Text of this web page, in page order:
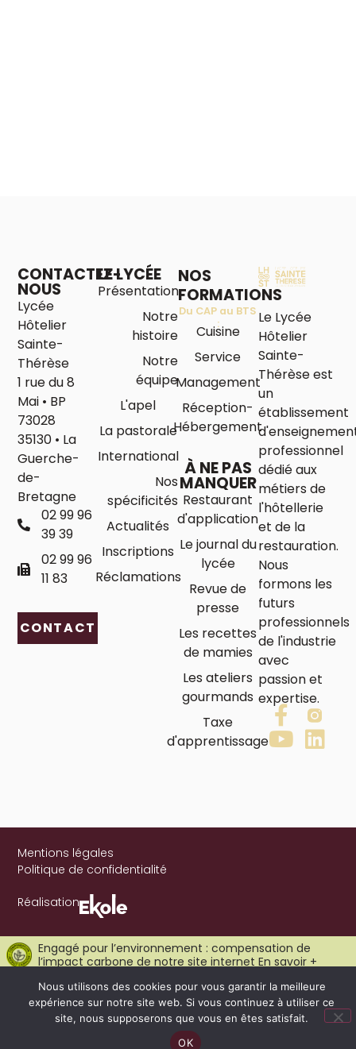
Le Lycée
Hôtelier
Sainte-
Thérèse est
un
établissement
professionnel
dédié aux
métiers de
l'hôtellerie
et de la
restauration.
Nous
formons les
futurs
professionnels
de l'industrie
avec
passion et
expertise.
LE LYCÉE
Présentation
Notre
histoire
Notre
équipe
L'apel
La pastorale
International
Nos
spécificités
Actualités
Inscriptions
Réclamations
NOS
FORMATIONS
Du CAP au BTS
:
Cuisine
Service
Management
Réception-
Hébergement
À NE PAS
MANQUER
Restaurant
d'application
Le journal du
lycée
Revue de
presse
Les recettes
de mamies
Les ateliers
gourmands
Taxe
d'apprentissage
CONTACTEZ-
NOUS
Lycée
Hôtelier
Sainte-
Thérèse
1 rue du 8
Mai • BP
73028
35130 • La
Guerche-
de-
Bretagne
02 99 96
39 39
02 99 96
11 83
CONTACT
Mentions légales
Politique de confidentialité
Réalisation
Nous utilisons des cookies pour vous garantir la meilleure
expérience sur notre site web. Si vous continuez à utiliser ce
site, nous supposerons que vous en êtes satisfait.
OK
Engagé pour l’environnement : compensation de
l’impact carbone de notre site internet En savoir +